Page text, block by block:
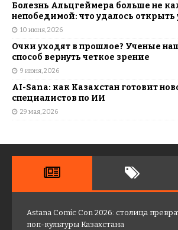
Болезнь Альцгеймера больше не
непобедимой: что удалось открыть
10 июня, 2026
Очки уходят в прошлое? Ученые
способ вернуть четкое зрение
9 июня, 2026
AI-Sana: как Казахстан готовит
специалистов по ИИ
29 мая, 2026
Astana Comic Con 2026: столица
поп-культуры Казахстана